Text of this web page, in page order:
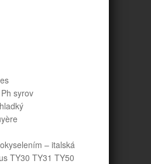
syrov
– italská
TY30 TY31 TY50